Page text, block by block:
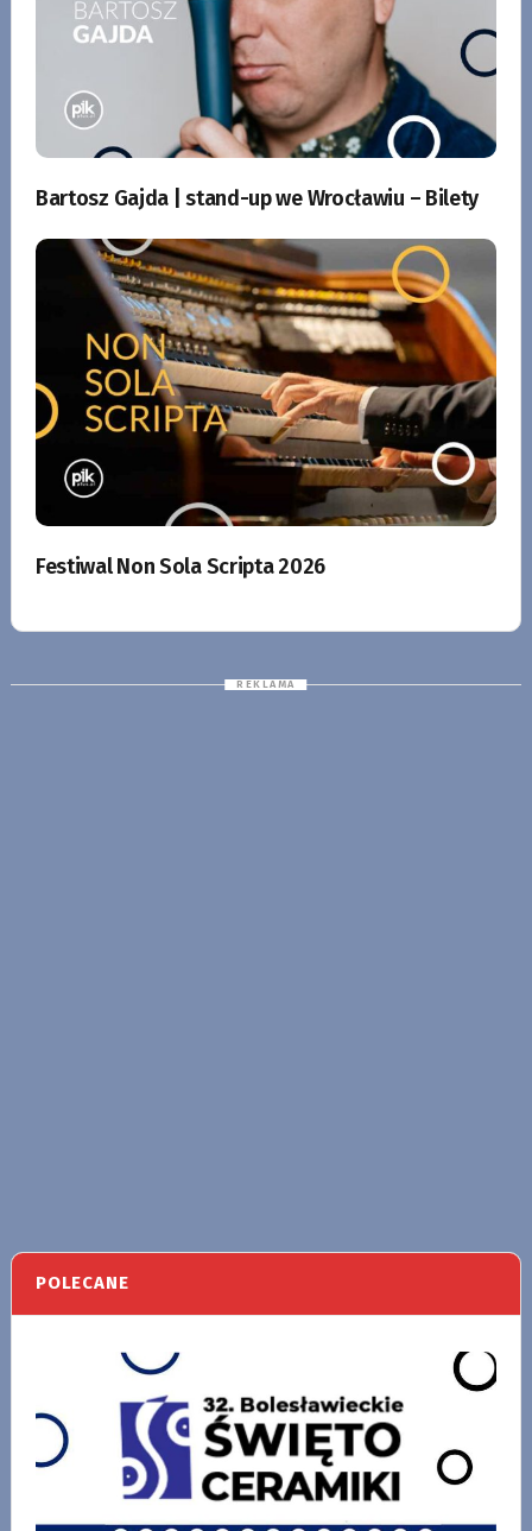
Bartosz Gajda | stand-up we Wrocławiu – Bilety
Festiwal Non Sola Scripta 2026
POLECANE